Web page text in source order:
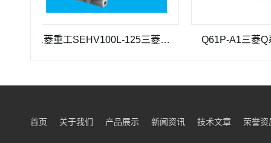
三菱重工SEHV100L-125三菱重工蜗轮蜗杆减速机SEHV100L-125 Q61P-A1三菱Q系列电
首页 关于我们 产品展示 新闻资讯 技术文章 荣誉资